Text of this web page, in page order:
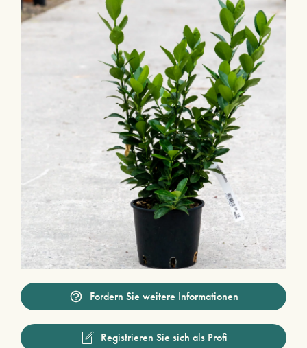
Fordern Sie weitere Informationen
Registrieren Sie sich als Profi